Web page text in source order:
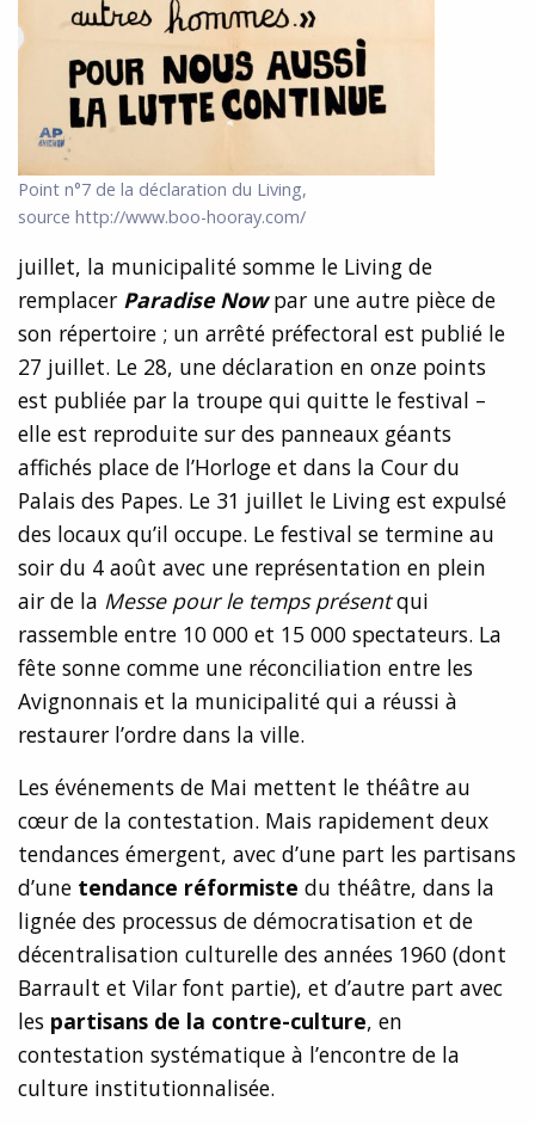
Point n°7 de la déclaration du Living,
source http://www.boo-hooray.com/
juillet, la municipalité somme le Living de
remplacer Paradise Now par une autre pièce de
son répertoire ; un arrêté préfectoral est publié le
27 juillet. Le 28, une déclaration en onze points
est publiée par la troupe qui quitte le festival –
elle est reproduite sur des panneaux géants
affichés place de l’Horloge et dans la Cour du
Palais des Papes. Le 31 juillet le Living est expulsé
des locaux qu’il occupe. Le festival se termine au
soir du 4 août avec une représentation en plein
air de la Messe pour le temps présentqui
rassemble entre 10 000 et 15 000 spectateurs. La
fête sonne comme une réconciliation entre les
Avignonnais et la municipalité qui a réussi à
restaurer l’ordre dans la ville.
Les événements de Mai mettent le théâtre au
cœur de la contestation. Mais rapidement deux
tendances émergent, avec d’une part les partisans
d’une tendance réformiste du théâtre, dans la
lignée des processus de démocratisation et de
décentralisation culturelle des années 1960 (dont
Barrault et Vilar font partie), et d’autre part avec
les partisans de la contre-culture, en
contestation systématique à l’encontre de la
culture institutionnalisée.